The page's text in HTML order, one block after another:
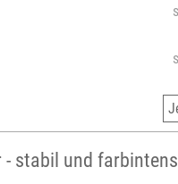
- stabil und